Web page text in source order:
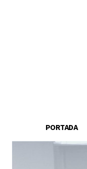
PORTADA